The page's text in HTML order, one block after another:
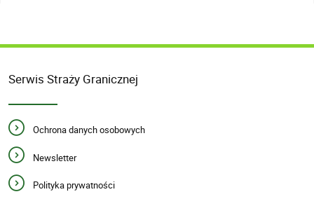
Serwis Straży Granicznej
Ochrona danych osobowych
Newsletter
Polityka prywatności